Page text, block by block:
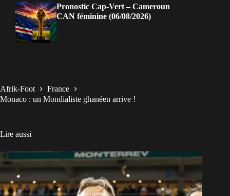
Pronostic Cap-Vert – Cameroun
CAN féminine (06/08/2026)
Afrik-Foot
France
Monaco : un Mondialiste ghanéen arrive !
Lire aussi